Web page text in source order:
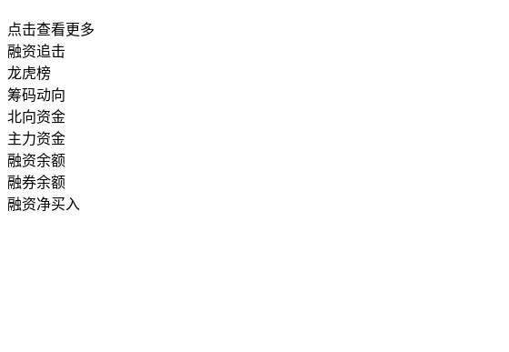
点击查看更多
融资追击
龙虎榜
筹码动向
北向资金
主力资金
融资余额
融券余额
融资净买入